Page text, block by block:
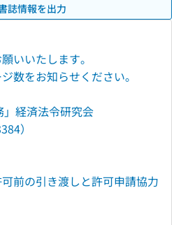
誌情報を出力
いいたします。
数をお知らせください。
経済法令研究会
）
可前の引き渡しと許可申請協力